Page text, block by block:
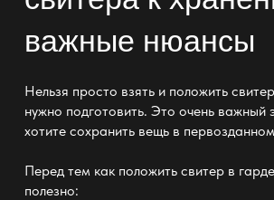
важные нюансы
Нельзя просто взять и положить
нужно подготовить. Это очень важный
хотите сохранить вещь в
Перед тем как положить свитер в
полезно: